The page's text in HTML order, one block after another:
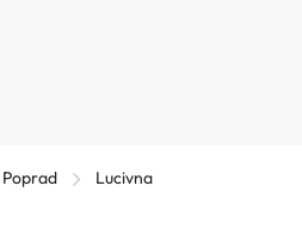
Lucivna